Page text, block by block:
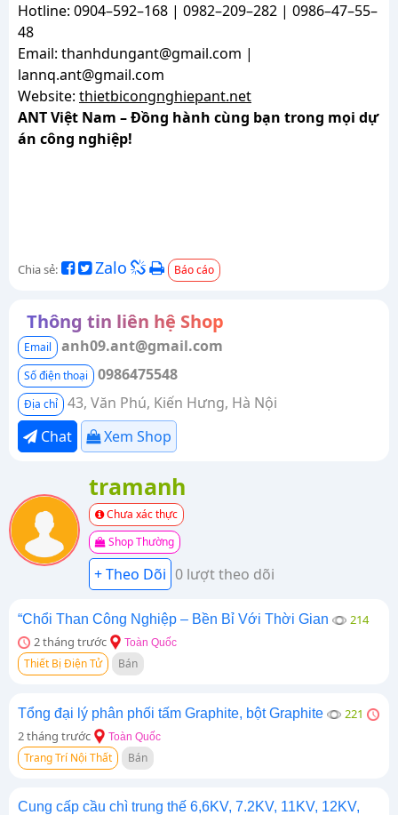
Hotline: 0904–592–168 | 0982–209–282 | 0986–47–55–
48
Email: thanhdungant@gmail.com |
lannq.ant@gmail.com
Website: thietbicongnghiepant.net
ANT Việt Nam – Đồng hành cùng bạn trong mọi dự
án công nghiệp!
Chia sẻ: Zalo Báo cáo
Thông tin liên hệ Shop
Email anh09.ant@gmail.com
Số điện thoại 0986475548
Địa chỉ
43, Văn Phú, Kiến Hưng, Hà Nội
Chat
Xem Shop
tramanh
Chưa xác thực
Shop Thường
0 lượt theo dõi
“Chổi Than Công Nghiệp – Bền Bỉ Với Thời Gian
214
2 tháng trước
Toàn Quốc
Thiết Bị Điện Tử Bán
Tổng đại lý phân phối tấm Graphite, bột Graphite
221
2 tháng trước
Toàn Quốc
Trang Trí Nội Thất Bán
Cung cấp cầu chì trung thế 6,6KV, 7.2KV, 11KV, 12KV,